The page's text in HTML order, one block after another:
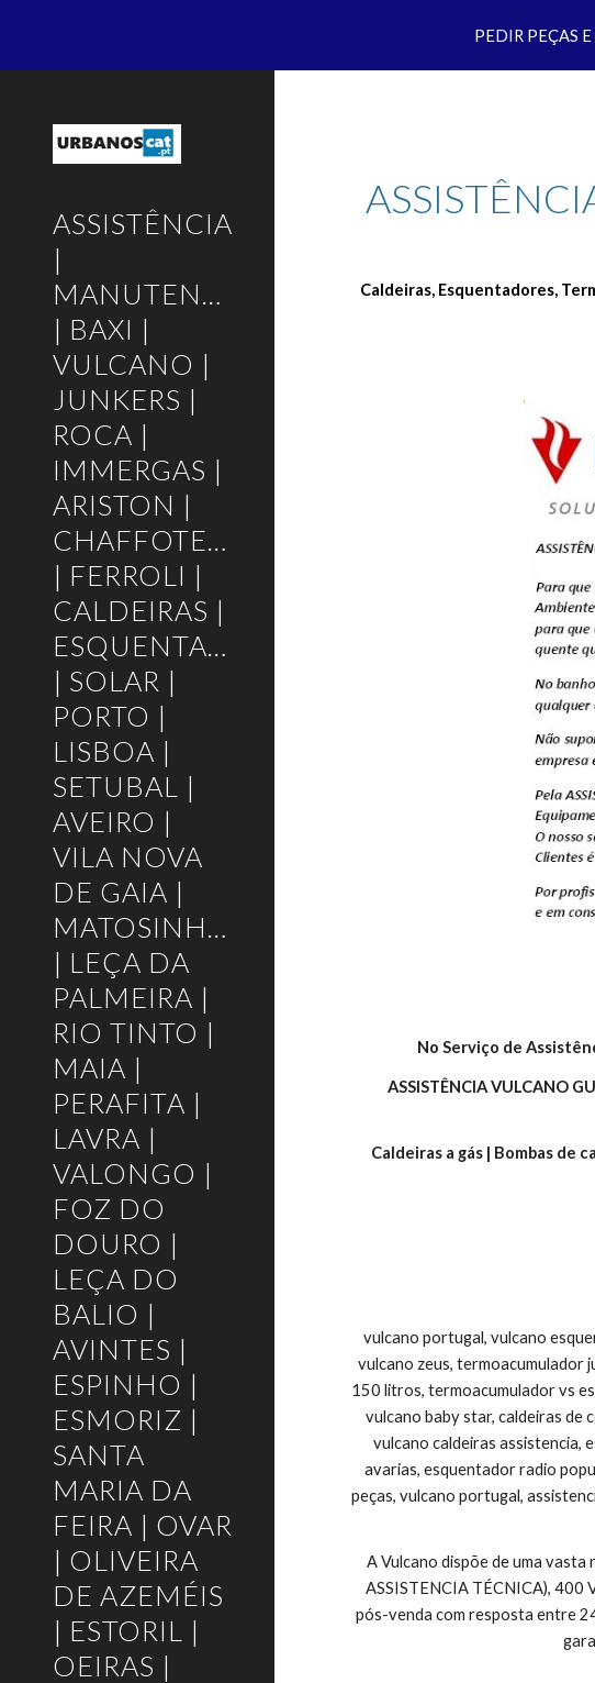
Skip to main
PEDIR PEÇAS
ASSISTÊNCIA
|
MANUTENÇÃO
| BAXI |
VULCANO |
JUNKERS |
ROCA |
IMMERGAS |
ARISTON |
CHAFFOTEAUX
| FERROLI |
CALDEIRAS |
ESQUENTADORES
| SOLAR |
PORTO |
LISBOA |
SETUBAL |
AVEIRO |
VILA NOVA
DE GAIA |
MATOSINHOS
| LEÇA DA
PALMEIRA |
RIO TINTO |
MAIA |
PERAFITA |
LAVRA |
VALONGO |
FOZ DO
DOURO |
LEÇA DO
BALIO |
AVINTES |
ESPINHO |
ESMORIZ |
SANTA
MARIA DA
FEIRA | OVAR
| OLIVEIRA
DE AZEMÉIS
| ESTORIL |
OEIRAS |
Caldeiras, Esquentadores,
No Serviço de
ASSISTÊNCIA VULCANO
Caldeiras a gás | Bombas de
vulcano portugal, vulcano
vulcano zeus, termoacumulador
150 litros, termoacumulador vs
vulcano baby star, caldeiras de
vulcano caldeiras assistencia,
avarias, esquentador radio
peças, vulcano portugal,
A Vulcano dispõe de uma
ASSISTENCIA TÉCNICA), 400
pós-venda com resposta entre